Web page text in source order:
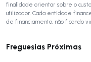
finalidade orientar sobre o
utilizador. Cada entidade
de financiamento, não ficando
Freguesias Próximas